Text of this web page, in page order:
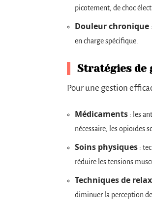
picotement, de choc
Douleur chronique
en charge spécifique.
Stratégies de
Pour une gestion
Médicaments : les
nécessaire, les opioïdes
Soins physiques :
réduire les tensions
Techniques de
diminuer la perception